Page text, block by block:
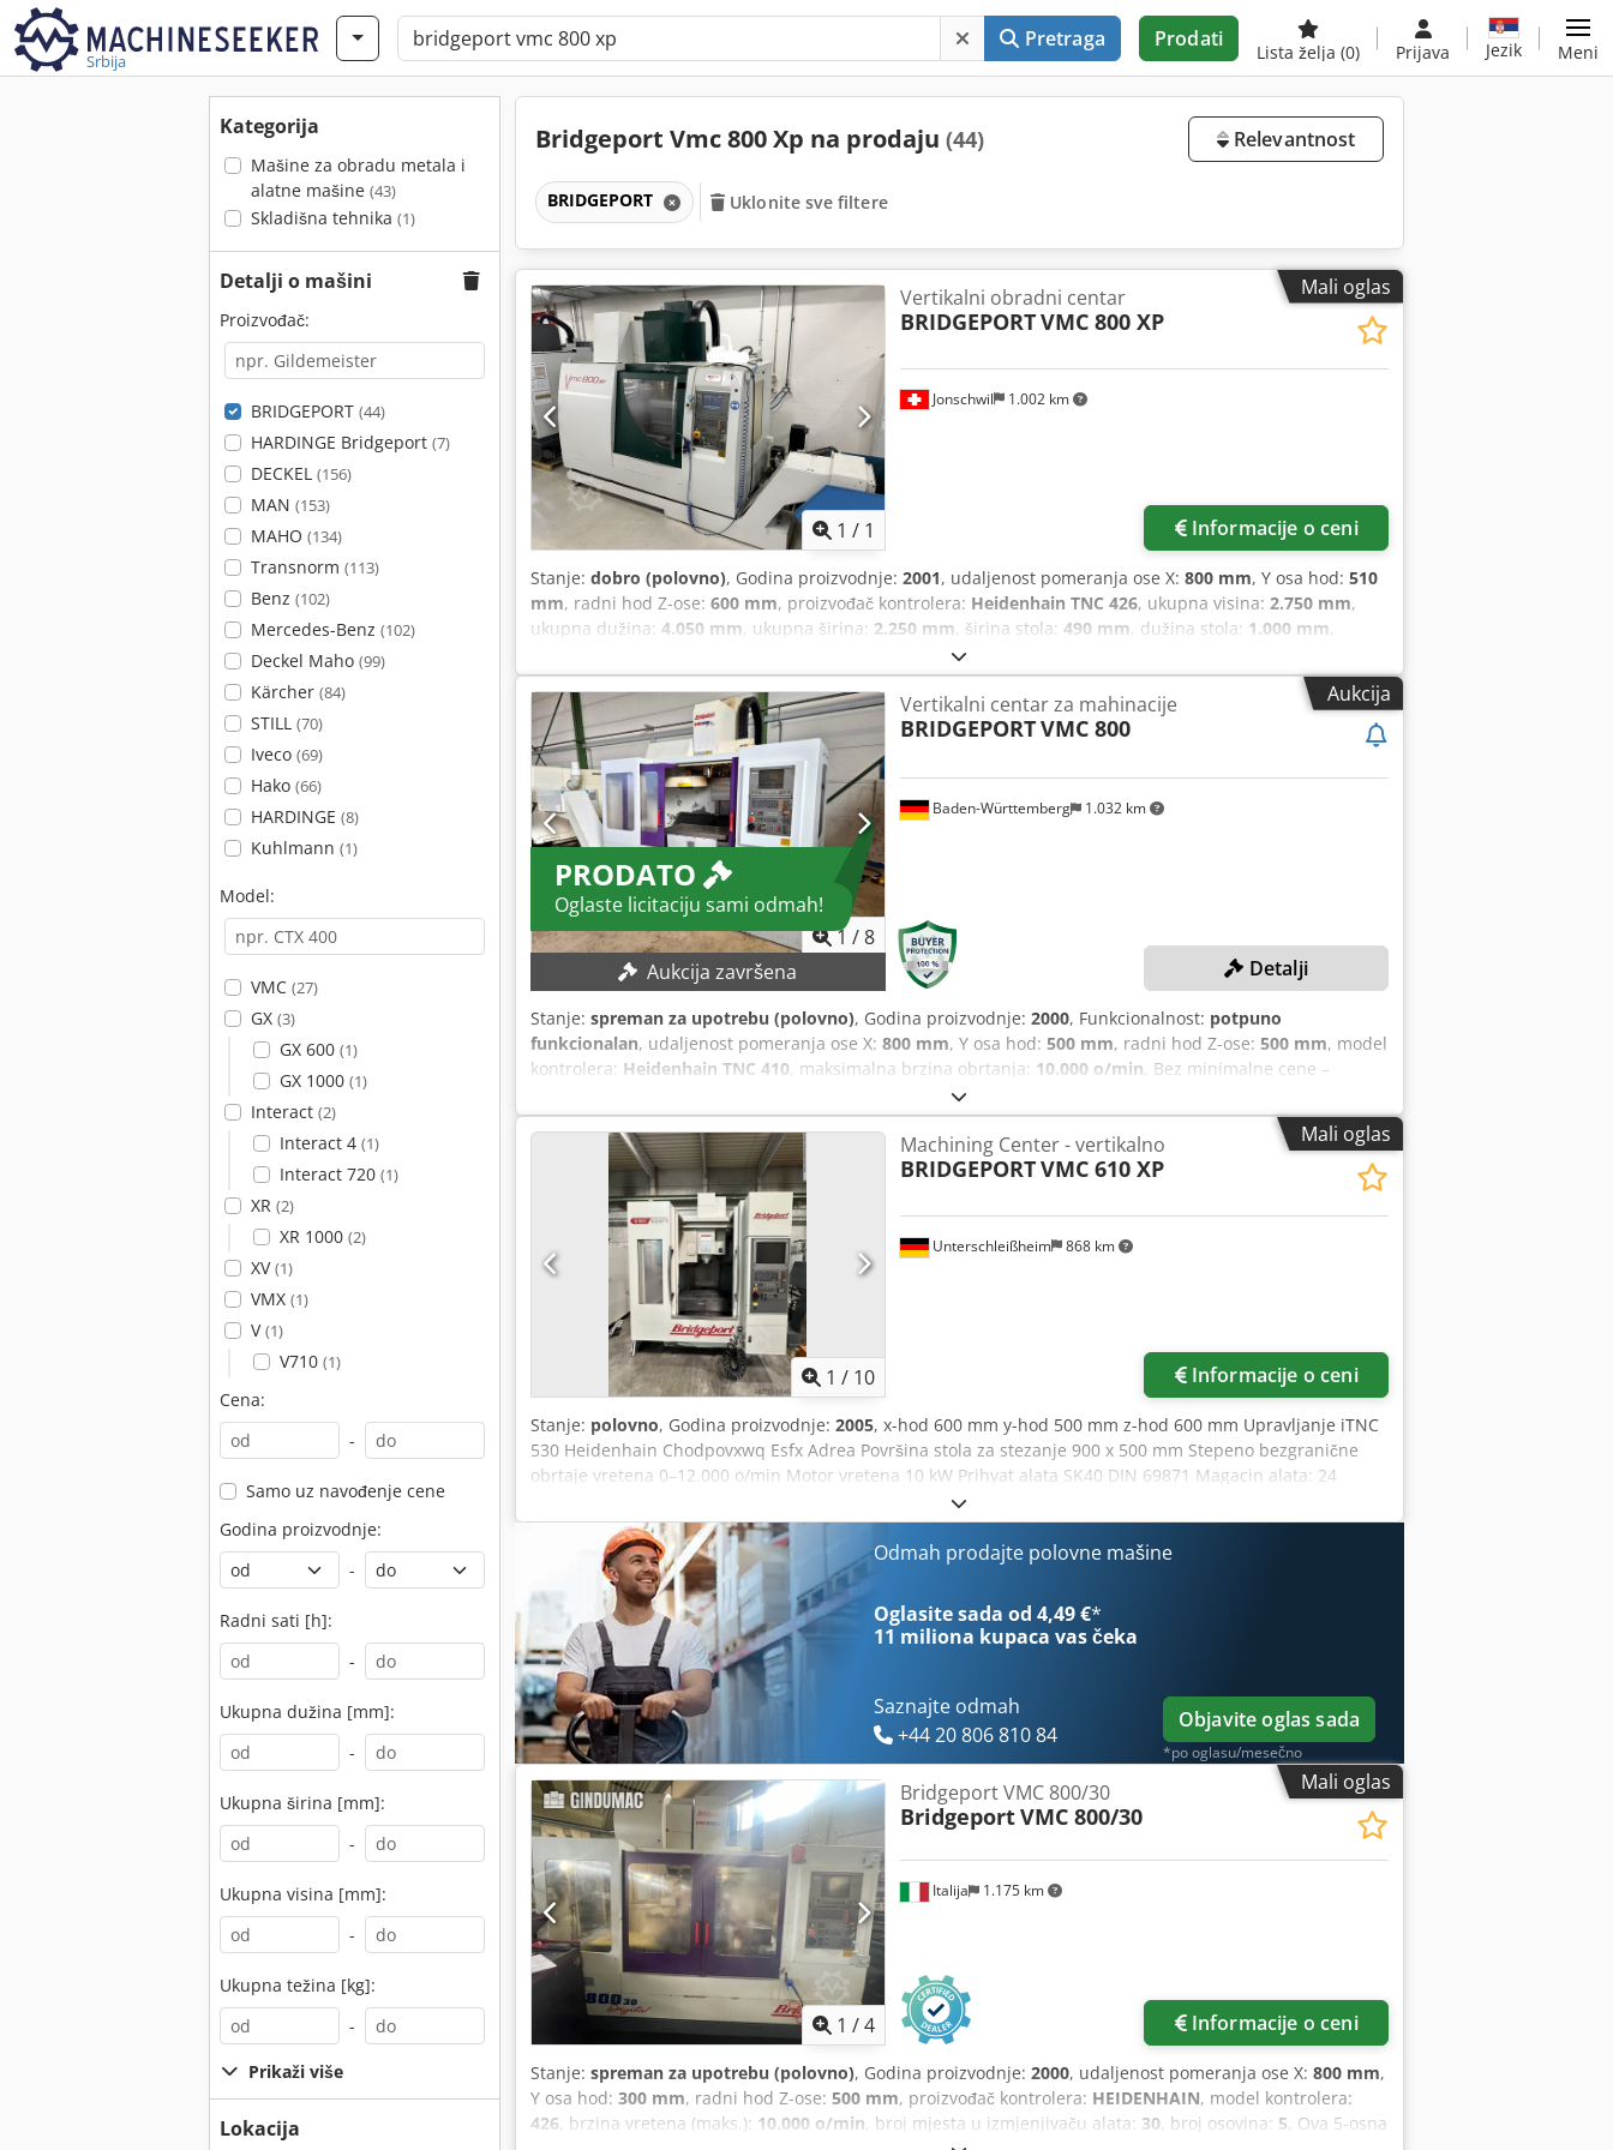
Srbija
Pretraga Prodati
Lista želja (0) Prijava Jezik Meni
Kategorija
Mašine za obradu metala i
alatne mašine (43)
Skladišna tehnika (1)
Detalji o mašini
Proizvođač:
BRIDGEPORT (44)
HARDINGE Bridgeport (7)
DECKEL (156)
MAN (153)
MAHO (134)
Transnorm (113)
Benz (102)
Mercedes-Benz (102)
Deckel Maho (99)
Kärcher (84)
STILL (70)
Iveco (69)
Hako (66)
HARDINGE (8)
Kuhlmann (1)
Model:
VMC (27)
GX (3)
GX 600 (1)
GX 1000 (1)
Interact (2)
Interact 4 (1)
Interact 720 (1)
XR (2)
XR 1000 (2)
XV(1)
VMX (1)
V(1)
V710 (1)
Cena:
-
Samo uz navođenje cene
Godina proizvodnje:
-
Radni sati [h]:
-
Ukupna dužina [mm]:
-
Ukupna širina [mm]:
-
Ukupna visina [mm]:
-
Ukupna težina [kg]:
-
Prikaži više
Lokacija
Bridgeport Vmc 800 Xp na prodaju (44) Relevantnost
BRIDGEPORT Uklonite sve filtere
Mali oglas
1 / 1
Jonschwil 1.002 km
Vertikalni obradni centar
BRIDGEPORTVMC 800 XP
Informacije o ceni
Stanje: dobro (polovno), Godina proizvodnje: 2001, udaljenost pomeranja ose X: 800 mm, Y osa hod: 510
mm, radni hod Z-ose: 600 mm, proizvođač kontrolera: Heidenhain TNC 426, ukupna visina: 2.750 mm,
ukupna dužina: 4.050 mm, ukupna širina: 2.250 mm, širina stola: 490 mm, dužina stola: 1.000 mm,
, brzina obrtanja vretena (minimalna):
vretena (maks.):12.000 o/min, dovod rashladne tečnosti:20 bar, udaljenost od središta stola do nosa
vretena:665 mm , snaga motora vretena:13.000 W, vreteno nosa:SK40, Oprema:
beskonačno promenljiv, transportna traka za strugotinu, Radni hod X/Y/Z 800/510/600 mm, upravljanje
HEIDENHAIN TNC 426, snaga vretena 13 kW, obrtaji 5-12.000 o/min, konus SK40, veličina stola 490x1000
mm, maksimalno opterećenje stola 750 kg, magazin alata sa 30 mesta, dimenzije 4050x2250x2750 mm,
oko 4200 kg, oprema: Renishaw OMP 60 merni taster, unutrašnje hlađenje IKZ 20 bar, držači alata,
priručnici za operatera. Chsdpfozblfgex Adrea
Aukcija
PRODATO
Oglaste licitaciju sami odmah!
1 /8
Aukcija završena
Baden-Württemberg 1.032 km
Vertikalni centar za mahinacije
BRIDGEPORTVMC 800
Detalji
Stanje: spreman za upotrebu (polovno), Godina proizvodnje: 2000, Funkcionalnost: potpuno
funkcionalan, udaljenost pomeranja ose X: 800 mm, Y osa hod: 500 mm, radni hod Z-ose: 500 mm, model
kontrolera: Heidenhain TNC 410, maksimalna brzina obrtanja: 10.000 o/min, Bez minimalne cene –
garantovana prodaja po najvišoj ponudi! TEHNIČKE KARAKTERISTIKE Hod po X osi: 800 mm Hod po Y osi:
500 mm Hod po Z osi: 500 mm Chjdpezmryyjfx Adrja Opseg brzine rotacije: 0–10.000 o/min Regulacija
brzine rotacije: kontinuirana Držač alata: SK 40 Broj mesta u magacinu: 20 DETALJI O MAŠINI Upravljački
sistem: Heidenhain TNC 410 Površina za stezanje: 1.000 × 500 mm OPREMA Čvrsta rotirajuća ploča
Vertikalni menjač alata Kabina sa potpunom zaštitom sa kliznim vratima i unutrašnjim osvetljenjem
Različiti držači alata SK 40 Elektronsko ručno točkić Sistem za hlađenje sa pojačanom pumpom Pritisak
rashladnog sredstva: 20 bar Transporter strugotine Uputstvo za upotrebu
Mali oglas
1 / 10
Unterschleißheim 868 km
Machining Center - vertikalno
BRIDGEPORTVMC 610 XP
Informacije o ceni
Stanje: polovno, Godina proizvodnje: 2005, x-hod 600 mm y-hod 500 mm z-hod 600 mm Upravljanje iTNC
530 Heidenhain Chodpovxwq Esfx Adrea Površina stola za stezanje 900 x 500 mm Stepeno bezgranične
obrtaje vretena 0–12.000 o/min Motor vretena 10 kW Prihvat alata SK40 DIN 69871 Magacin alata: 24
Ukupna potrebna snaga 22 kW Težina mašine oko 6,4 t Potreban prostor oko 5,3 x 3,5 x 3,5 m Transporter
strugotine strugalica Sistem za hlađenje 3 pumpe / filter patron Pumpa visokog pritiska Grundfoss tip
CRK2-220/22 A-W-A-AUUV
Odmah prodajte polovne mašine
Oglasite sada od 4,49 €*
11 miliona kupaca vas čeka
Saznajte odmah
+44 20 806 810 84
Objavite oglas sada
*po oglasu/mesečno
Mali oglas
1 /4
Italija 1.175 km
Bridgeport VMC 800/30
BridgeportVMC 800/30
Informacije o ceni
Stanje: spreman za upotrebu (polovno), Godina proizvodnje: 2000, udaljenost pomeranja ose X: 800 mm,
Y osa hod: 300 mm, radni hod Z-ose: 500 mm, proizvođač kontrolera: HEIDENHAIN, model kontrolera:
426, brzina vretena (maks.): 10.000 o/min, broj mjesta u izmjenjivaču alata: 30, broj osovina: 5, Ova 5-osna